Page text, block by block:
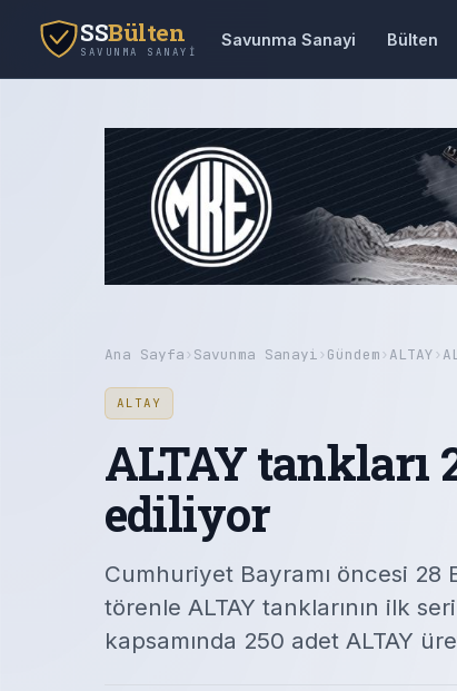
SSBülten
SAVUNMA SANAYI
Savunma Sanayi Bülten
Ana Sayfa› Savunma Sanayi› Gündem› ALTAY›
ALTAY
ALTAY tankları
ediliyor
Cumhuriyet Bayramı öncesi 28
törenle ALTAY tanklarının ilk
kapsamında 250 adet ALTAY